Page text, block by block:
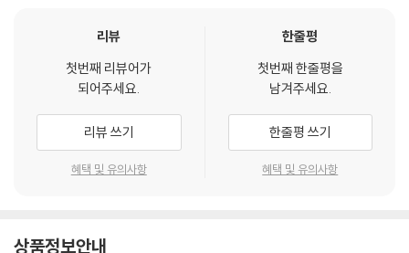
리뷰
첫번째 리뷰어가
되어주세요.
리뷰 쓰기
혜택 및 유의사항
한줄평
첫번째 한줄평을
남겨주세요.
한줄평 쓰기
혜택 및 유의사항
상품정보안내